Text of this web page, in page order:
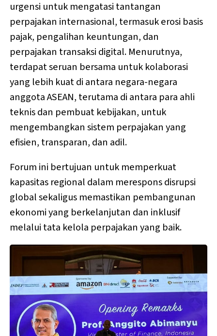
urgensi untuk mengatasi tantangan
perpajakan internasional, termasuk erosi basis
pajak, pengalihan keuntungan, dan
perpajakan transaksi digital. Menurutnya,
terdapat seruan bersama untuk kolaborasi
yang lebih kuat di antara negara-negara
anggota ASEAN, terutama di antara para ahli
teknis dan pembuat kebijakan, untuk
mengembangkan sistem perpajakan yang
efisien, transparan, dan adil.
Forum ini bertujuan untuk memperkuat
kapasitas regional dalam merespons disrupsi
global sekaligus memastikan pembangunan
ekonomi yang berkelanjutan dan inklusif
melalui tata kelola perpajakan yang baik.